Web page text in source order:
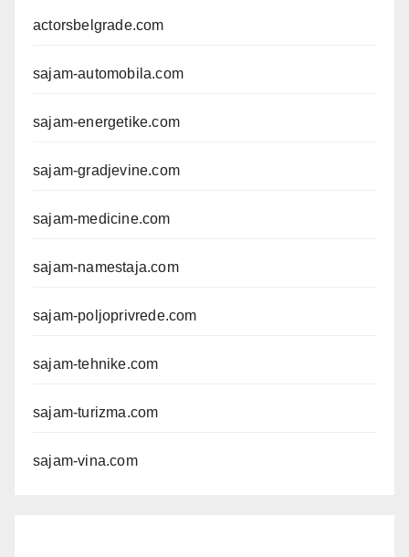
actorsbelgrade.com
sajam-automobila.com
sajam-energetike.com
sajam-gradjevine.com
sajam-medicine.com
sajam-namestaja.com
sajam-poljoprivrede.com
sajam-tehnike.com
sajam-turizma.com
sajam-vina.com